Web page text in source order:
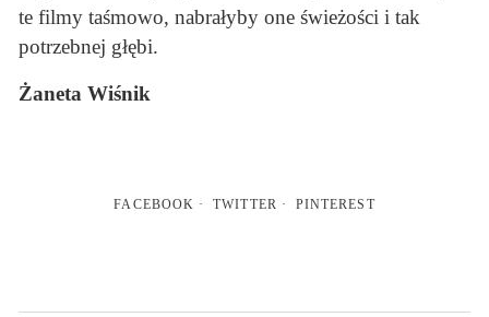
te filmy taśmowo, nabrałyby one świeżości i tak
potrzebnej głębi.
Żaneta Wiśnik
FACEBOOK TWITTER PINTEREST